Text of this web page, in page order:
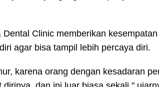
Clinic memberikan kesempatan
agar bisa tampil lebih percaya diri.
karena orang dengan kesadaran